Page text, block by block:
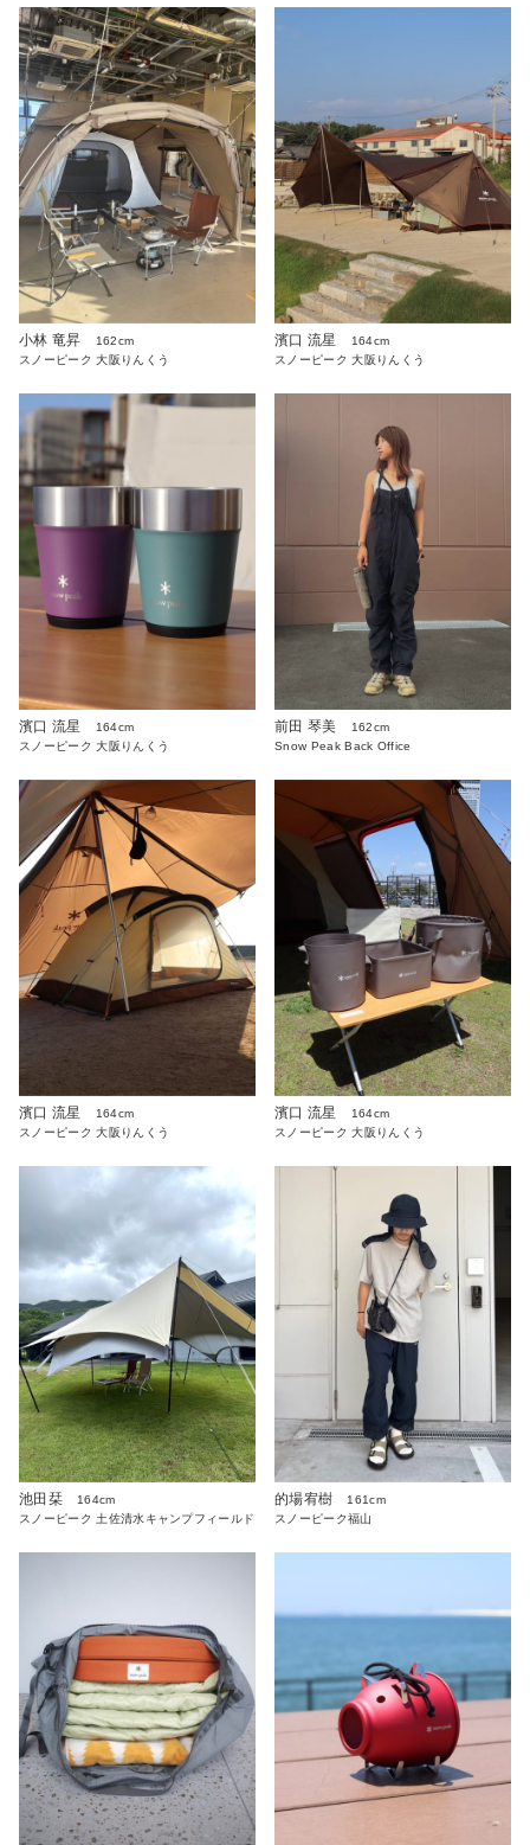
小林 竜昇
162cm
スノーピーク 大阪りんくう
濱口 流星
164cm
スノーピーク 大阪りんくう
濱口 流星
164cm
スノーピーク 大阪りんくう
前田 琴美
162cm
Snow Peak Back Office
濱口 流星
164cm
スノーピーク 大阪りんくう
濱口 流星
164cm
スノーピーク 大阪りんくう
池田栞
164cm
スノーピーク 土佐清水キャンプフィールド
的場宥樹
161cm
スノーピーク福山